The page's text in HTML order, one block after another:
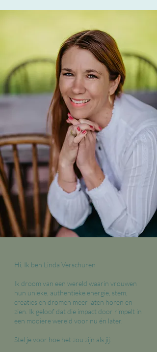
Hi, Ik ben Linda Verschuren
Ik droom van een wereld waarin vrouwen
hun unieke, authentieke energie, stem,
creaties en dromen meer laten horen en
zien. Ik geloof dat die impact door rimpelt in
een mooiere wereld voor nu én later.
Stel je voor hoe het zou zijn als jij: